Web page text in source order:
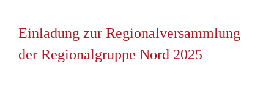
Einladung zur Regionalversammlung
der Regionalgruppe Nord 2025